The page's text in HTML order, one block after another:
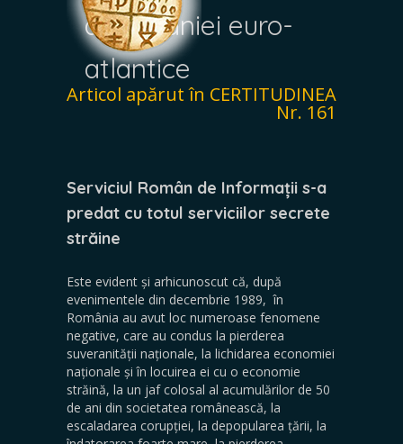
a României euro-
atlantice
Articol apărut în CERTITUDINEA
Nr. 161
Serviciul Român de Informații s-a
predat cu totul serviciilor secrete
străine
Este evident și arhicunoscut că, după
evenimentele din decembrie 1989, în
România au avut loc numeroase fenomene
negative, care au condus la pierderea
suveranității naționale, la lichidarea economiei
naționale și în locuirea ei cu o economie
străină, la un jaf colosal al acumulărilor de 50
de ani din societatea românească, la
escaladarea corupției, la depopularea țării, la